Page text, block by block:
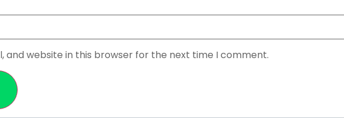
and website in this browser for the next time I comment.